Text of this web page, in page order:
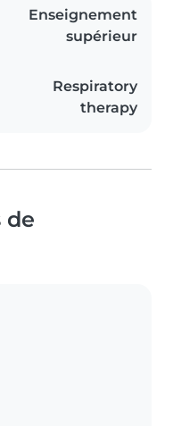
Enseignement
supérieur
Respiratory
therapy
de